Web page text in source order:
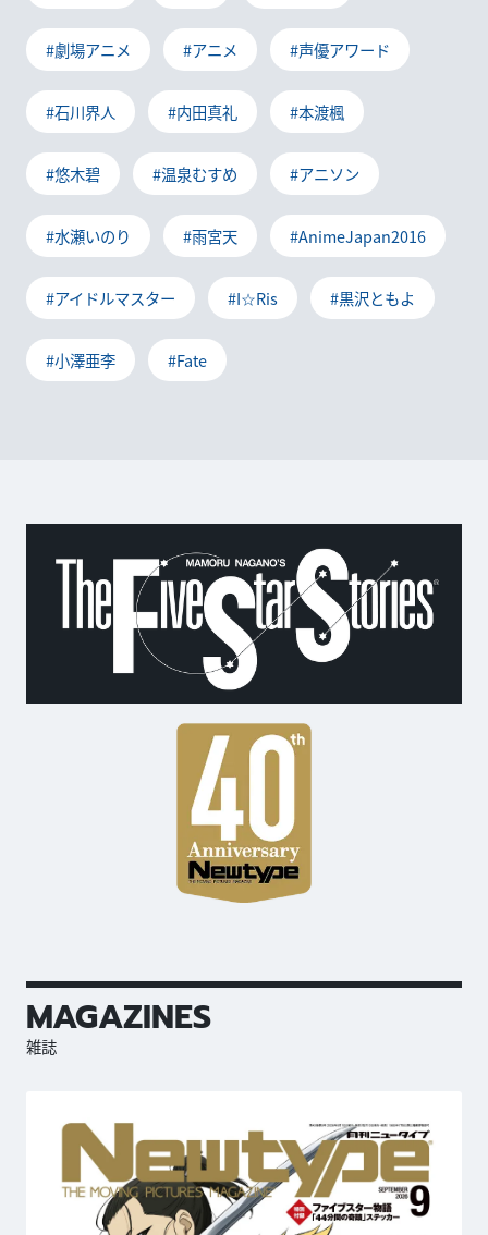
#劇場アニメ #アニメ #声優アワード
#石川界人 #内田真礼 #本渡楓
#悠木碧 #温泉むすめ #アニソン
#水瀬いのり #雨宮天 #AnimeJapan2016
#アイドルマスター #I☆Ris #黒沢ともよ
#小澤亜李 #Fate
MAGAZINES
雑誌